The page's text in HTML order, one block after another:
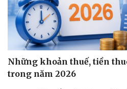
Những khoản thuế, tiền
trong năm 2026